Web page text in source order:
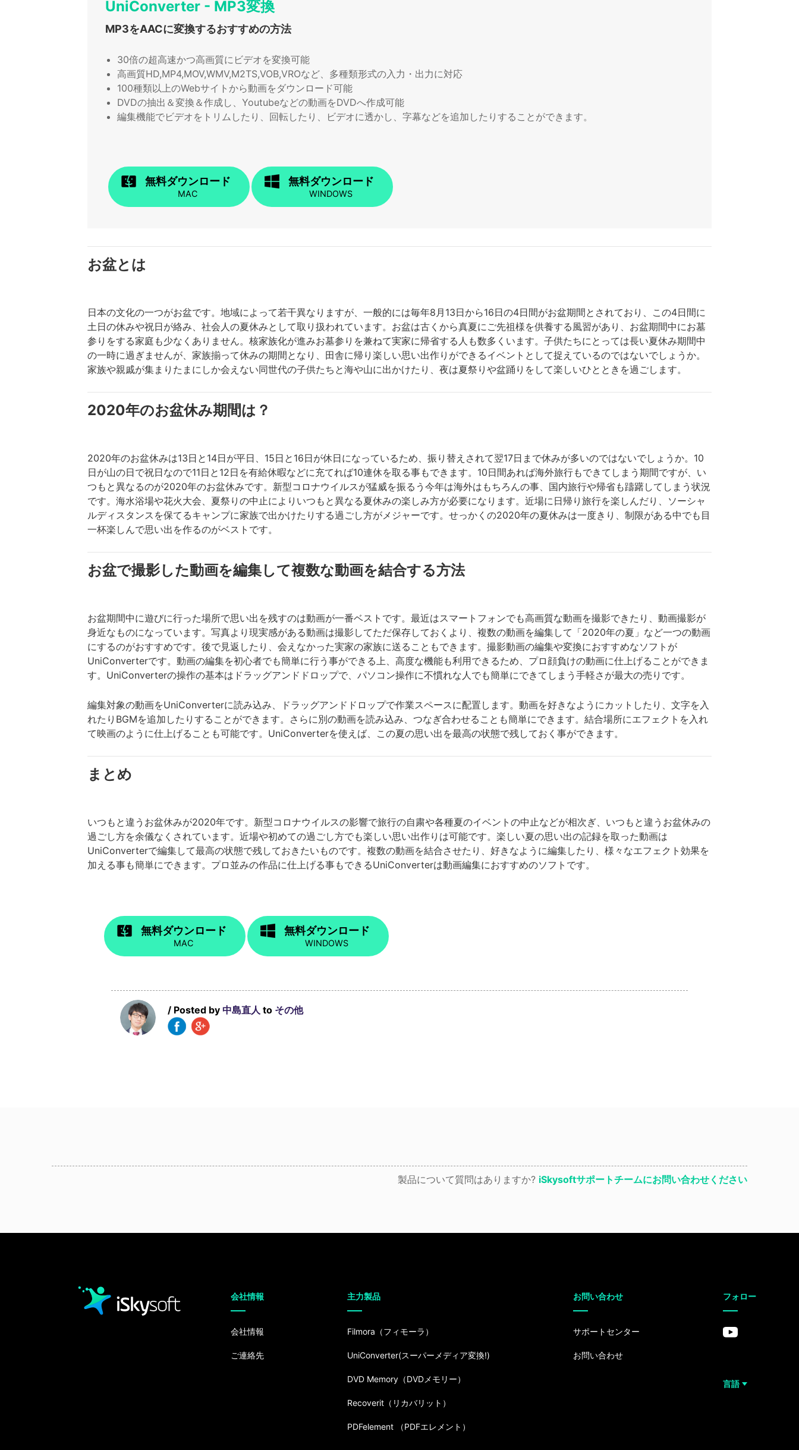
UniConverter - MP3変換
MP3をAACに変換するおすすめの方法
30倍の超高速かつ高画質にビデオを変換可能
高画質HD,MP4,MOV,WMV,M2TS,VOB,VROなど、多種類形式の入力・出力に対応
100種類以上のWebサイトから動画をダウンロード可能
DVDの抽出＆変換＆作成し、Youtubeなどの動画をDVDへ作成可能
編集機能でビデオをトリムしたり、回転したり、ビデオに透かし、字幕などを追加したりすることができます。
無料ダウンロード
MAC
無料ダウンロード
WINDOWS
お盆とは
日本の文化の一つがお盆です。地域によって若干異なりますが、一般的には毎年8月13日から16日の4日間がお盆期間とされており、この4日間に
土日の休みや祝日が絡み、社会人の夏休みとして取り扱われています。お盆は古くから真夏にご先祖様を供養する風習があり、お盆期間中にお墓
参りをする家庭も少なくありません。核家族化が進みお墓参りを兼ねて実家に帰省する人も数多くいます。子供たちにとっては長い夏休み期間中
の一時に過ぎませんが、家族揃って休みの期間となり、田舎に帰り楽しい思い出作りができるイベントとして捉えているのではないでしょうか。
家族や親戚が集まりたまにしか会えない同世代の子供たちと海や山に出かけたり、夜は夏祭りや盆踊りをして楽しいひとときを過ごします。
2020年のお盆休み期間は？
2020年のお盆休みは13日と14日が平日、15日と16日が休日になっているため、振り替えされて翌17日まで休みが多いのではないでしょうか。10
日が山の日で祝日なので11日と12日を有給休暇などに充てれば10連休を取る事もできます。10日間あれば海外旅行もできてしまう期間ですが、い
つもと異なるのが2020年のお盆休みです。新型コロナウイルスが猛威を振るう今年は海外はもちろんの事、国内旅行や帰省も躊躇してしまう状況
です。海水浴場や花火大会、夏祭りの中止によりいつもと異なる夏休みの楽しみ方が必要になります。近場に日帰り旅行を楽しんだり、ソーシャ
ルディスタンスを保てるキャンプに家族で出かけたりする過ごし方がメジャーです。せっかくの2020年の夏休みは一度きり、制限がある中でも目
一杯楽しんで思い出を作るのがベストです。
お盆で撮影した動画を編集して複数な動画を結合する方法
お盆期間中に遊びに行った場所で思い出を残すのは動画が一番ベストです。最近はスマートフォンでも高画質な動画を撮影できたり、動画撮影が
身近なものになっています。写真より現実感がある動画は撮影してただ保存しておくより、複数の動画を編集して「2020年の夏」など一つの動画
にするのがおすすめです。後で見返したり、会えなかった実家の家族に送ることもできます。撮影動画の編集や変換におすすめなソフトが
UniConverterです。動画の編集を初心者でも簡単に行う事ができる上、高度な機能も利用できるため、プロ顔負けの動画に仕上げることができま
す。UniConverterの操作の基本はドラッグアンドドロップで、パソコン操作に不慣れな人でも簡単にできてしまう手軽さが最大の売りです。
編集対象の動画をUniConverterに読み込み、ドラッグアンドドロップで作業スペースに配置します。動画を好きなようにカットしたり、文字を入
れたりBGMを追加したりすることができます。さらに別の動画を読み込み、つなぎ合わせることも簡単にできます。結合場所にエフェクトを入れ
て映画のように仕上げることも可能です。UniConverterを使えば、この夏の思い出を最高の状態で残しておく事ができます。
まとめ
いつもと違うお盆休みが2020年です。新型コロナウイルスの影響で旅行の自粛や各種夏のイベントの中止などが相次ぎ、いつもと違うお盆休みの
過ごし方を余儀なくされています。近場や初めての過ごし方でも楽しい思い出作りは可能です。楽しい夏の思い出の記録を取った動画は
UniConverterで編集して最高の状態で残しておきたいものです。複数の動画を結合させたり、好きなように編集したり、様々なエフェクト効果を
加える事も簡単にできます。プロ並みの作品に仕上げる事もできるUniConverterは動画編集におすすめのソフトです。
無料ダウンロード
MAC
無料ダウンロード
WINDOWS
/ Posted by 中島直人 to その他
製品について質問はありますか? iSkysoftサポートチームにお問い合わせください
会社情報
会社情報
ご連絡先
主力製品
Filmora（フィモーラ）
UniConverter(スーパーメディア変換!)
DVD Memory（DVDメモリー）
Recoverit（リカバリット）
PDFelement （PDFエレメント）
お問い合わせ
サポートセンター
お問い合わせ
フォロー
言語